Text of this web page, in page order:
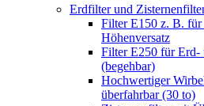
Erdfilter und
Filter E150 z. B. für
Höhenversatz
Filter E250 für Erd-
(begehbar)
Hochwertiger
überfahrbar (30 to)